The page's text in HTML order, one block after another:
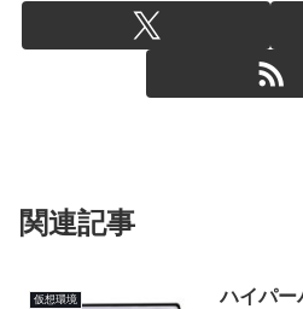
関連記事
仮想環境
ハイパー